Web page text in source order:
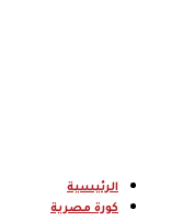
الرئيسية
كورة مصرية